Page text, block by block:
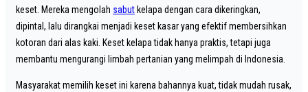
keset. Mereka mengolah sabut kelapa dengan cara dikeringkan,
dipintal, lalu dirangkai menjadi keset kasar yang efektif membersihkan
kotoran dari alas kaki. Keset kelapa tidak hanya praktis, tetapi juga
membantu mengurangi limbah pertanian yang melimpah di Indonesia.
Masyarakat memilih keset ini karena bahannya kuat, tidak mudah rusak,